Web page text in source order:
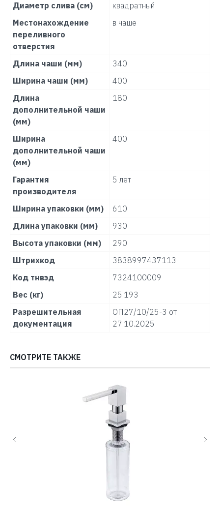
Диаметр слива (см)
квадратный
Местонахождение
переливного
отверстия
в чаше
Длина чаши (мм)
340
Ширина чаши (мм)
400
Длина
дополнительной чаши
(мм)
180
Ширина
дополнительной чаши
(мм)
400
Гарантия
производителя
5 лет
Ширина упаковки (мм)
610
Длина упаковки (мм)
930
Высота упаковки (мм)
290
Штрихкод
3838997437113
Код тнвэд
7324100009
Вес (кг)
25.193
Разрешительная
документация
ОП27/10/25-3 от
27.10.2025
СМОТРИТЕ ТАКЖЕ